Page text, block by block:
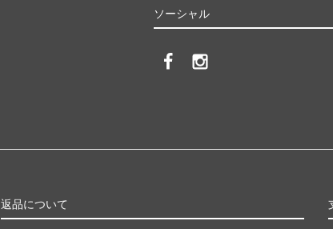
ソーシャル
返品について